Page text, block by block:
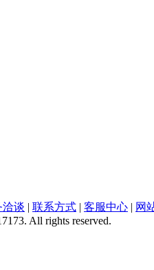
洽谈 | 联系方式 | 客服中心 | 网
All rights reserved.